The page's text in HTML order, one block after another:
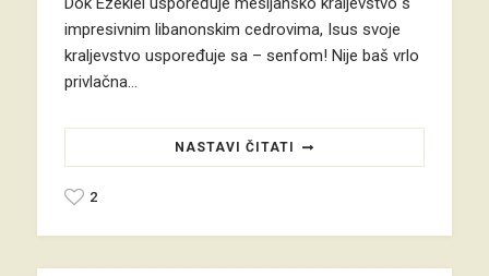
impresivnim libanonskim cedrovima, Isus svoje
kraljevstvo uspoređuje sa – senfom! Nije baš vrlo
privlačna…
NASTAVI ČITATI
2